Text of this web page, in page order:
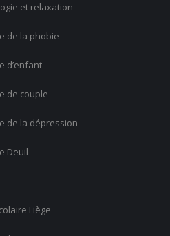
et relaxation
de la phobie
d’enfant
de couple
de la dépression
Deuil
Liège